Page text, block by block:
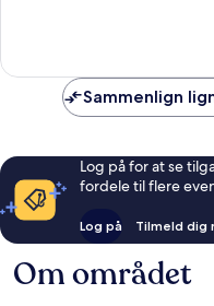
anmeldelser
Sammenlign
Log på for at se
fordele til flere
Log på Tilmeld dig
Om området